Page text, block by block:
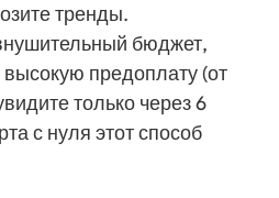
тренды.
бюджет,
предоплату (от
только через 6
с нуля этот способ